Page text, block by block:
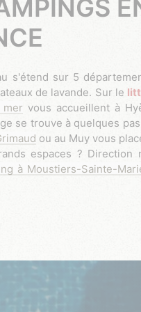
de lavande. Sur le
vous accueillent à
se trouve à quelques
ou au Muy vous
espaces ? Direction
à Moustiers-Sainte-